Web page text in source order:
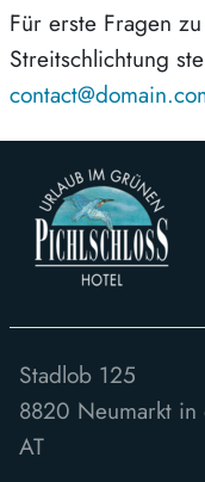
Für erste Fragen
Streitschlichtung
Stadlob 125
8820 Neumarkt
AT